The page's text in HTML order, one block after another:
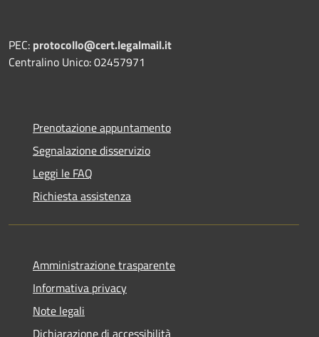
PEC: protocollo@cert.legalmail.it
Centralino Unico: 02457971
Prenotazione appuntamento
Segnalazione disservizio
Leggi le FAQ
Richiesta assistenza
Amministrazione trasparente
Informativa privacy
Note legali
Dichiarazione di accessibilità